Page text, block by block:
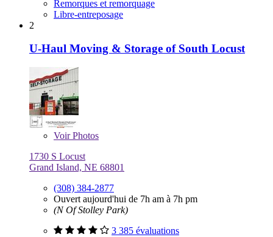
Remorques et remorquage
Libre-entreposage
2
U-Haul Moving & Storage of South Locust
VoirPhotos
1730 S Locust
Grand Island, NE 68801
(308) 384-2877
Ouvert aujourd'hui de 7h am à 7h pm
(N Of Stolley Park)
3 385 évaluations